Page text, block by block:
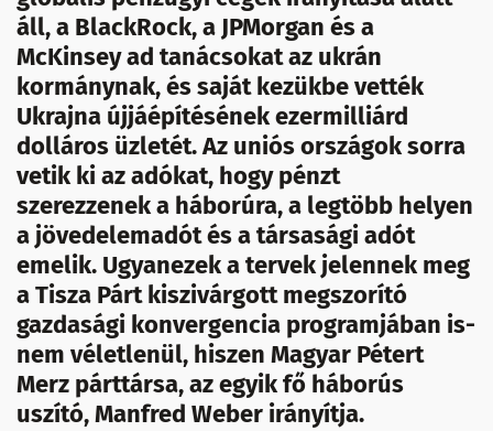
áll, a BlackRock, a JPMorgan és a
McKinsey ad tanácsokat az ukrán
kormánynak, és saját kezükbe vették
Ukrajna újjáépítésének ezermilliárd
dolláros üzletét. Az uniós országok sorra
vetik ki az adókat, hogy pénzt
szerezzenek a háborúra, a legtöbb helyen
a jövedelemadót és a társasági adót
emelik. Ugyanezek a tervek jelennek meg
a Tisza Párt kiszivárgott megszorító
gazdasági konvergencia programjában is-
nem véletlenül, hiszen Magyar Pétert
Merz párttársa, az egyik fő háborús
uszító, Manfred Weber irányítja.